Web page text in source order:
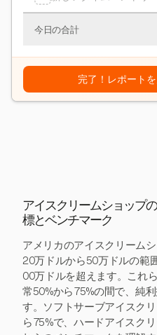
今日の合計
完了！レポート
アイスクリームショップ
標とベンチマーク
アメリカのアイスクリーム
20万ドルから50万ドルの範
00万ドルを超えます。これ
常50%から75%の間で、純
す。ソフトサーブアイスク
ら75%で、ハードアイスク